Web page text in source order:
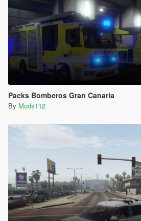
Packs Bomberos Gran Canaria
By Mods112